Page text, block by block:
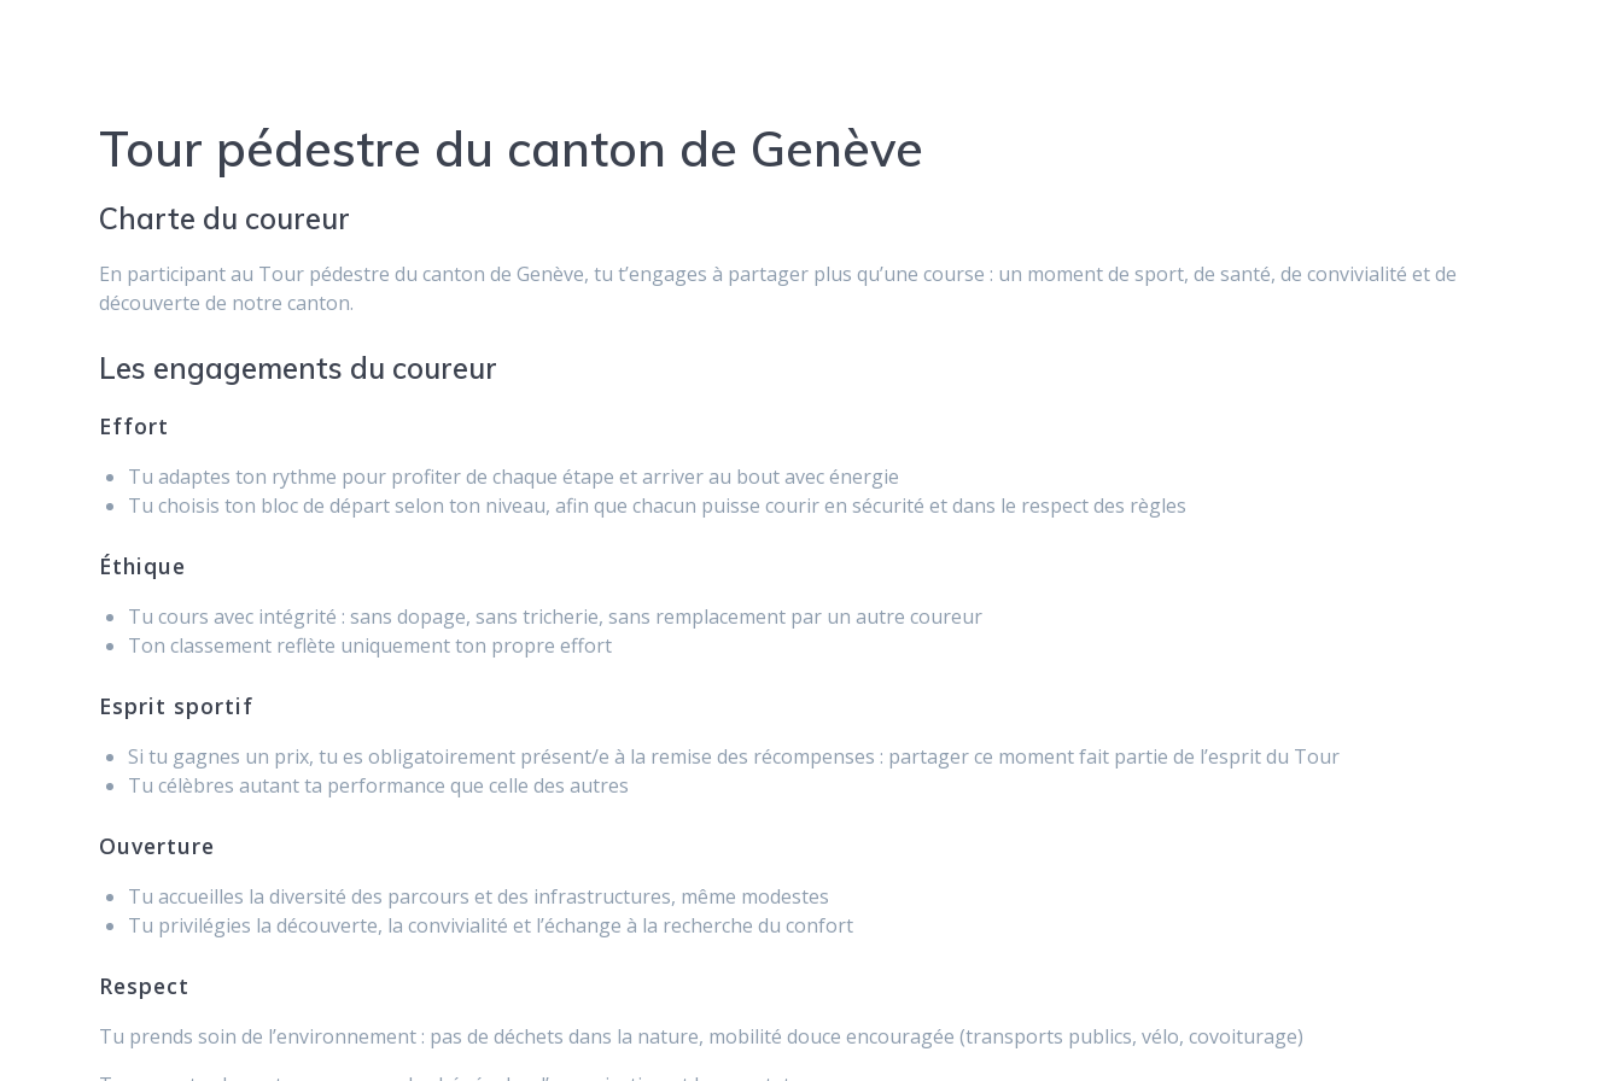
Tour pédestre du canton de Genève
Charte du coureur
En participant au Tour pédestre du canton de Genève, tu t’engages à partager plus qu’une course : un moment de sport, de santé, de convivialité et de
découverte de notre canton.
Les engagements du coureur
Effort
Tu adaptes ton rythme pour profiter de chaque étape et arriver au bout avec énergie
Tu choisis ton bloc de départ selon ton niveau, afin que chacun puisse courir en sécurité et dans le respect des règles
Éthique
Tu cours avec intégrité : sans dopage, sans tricherie, sans remplacement par un autre coureur
Ton classement reflète uniquement ton propre effort
Esprit sportif
Si tu gagnes un prix, tu es obligatoirement présent/e à la remise des récompenses : partager ce moment fait partie de l’esprit du Tour
Tu célèbres autant ta performance que celle des autres
Ouverture
Tu accueilles la diversité des parcours et des infrastructures, même modestes
Tu privilégies la découverte, la convivialité et l’échange à la recherche du confort
Respect
Tu prends soin de l’environnement : pas de déchets dans la nature, mobilité douce encouragée (transports publics, vélo, covoiturage)